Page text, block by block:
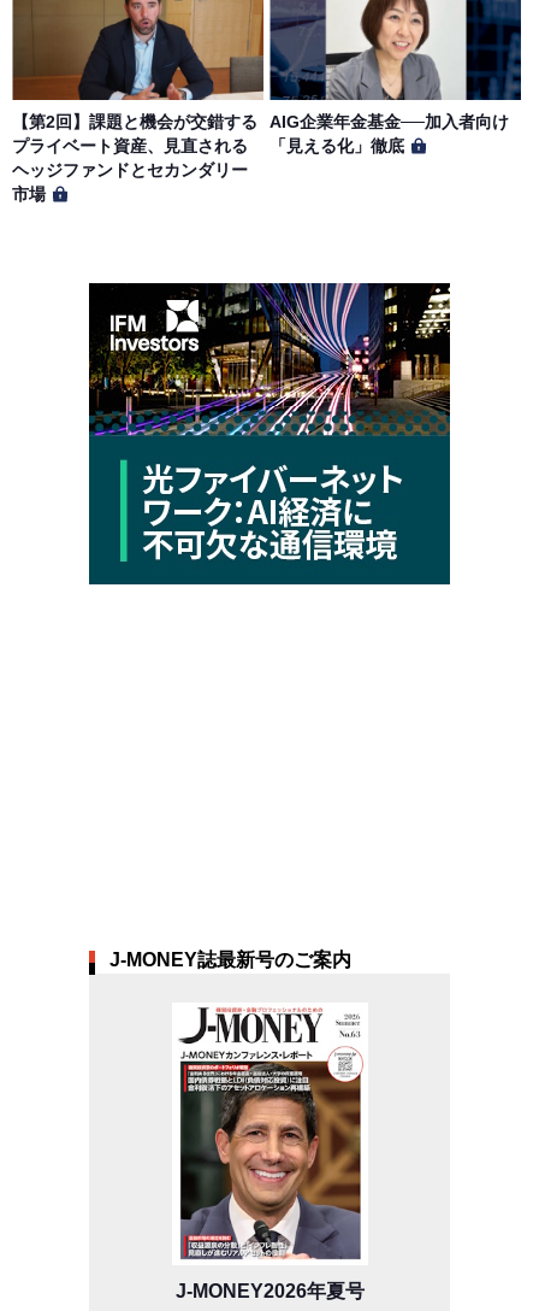
【第2回】課題と機会が交錯する
プライベート資産、見直される
ヘッジファンドとセカンダリー
市場
AIG企業年金基金──加入者向け
「見える化」徹底
J-MONEY誌最新号のご案内
J-MONEY2026年夏号